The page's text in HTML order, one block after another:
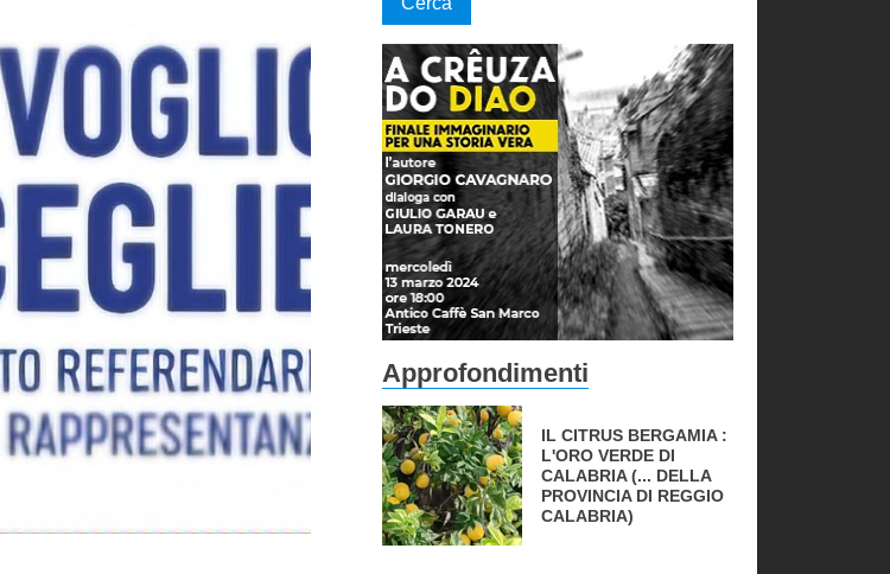
Approfondimenti
IL CITRUS BERGAMIA :
L'ORO VERDE DI
CALABRIA (... DELLA
PROVINCIA DI REGGIO
CALABRIA)